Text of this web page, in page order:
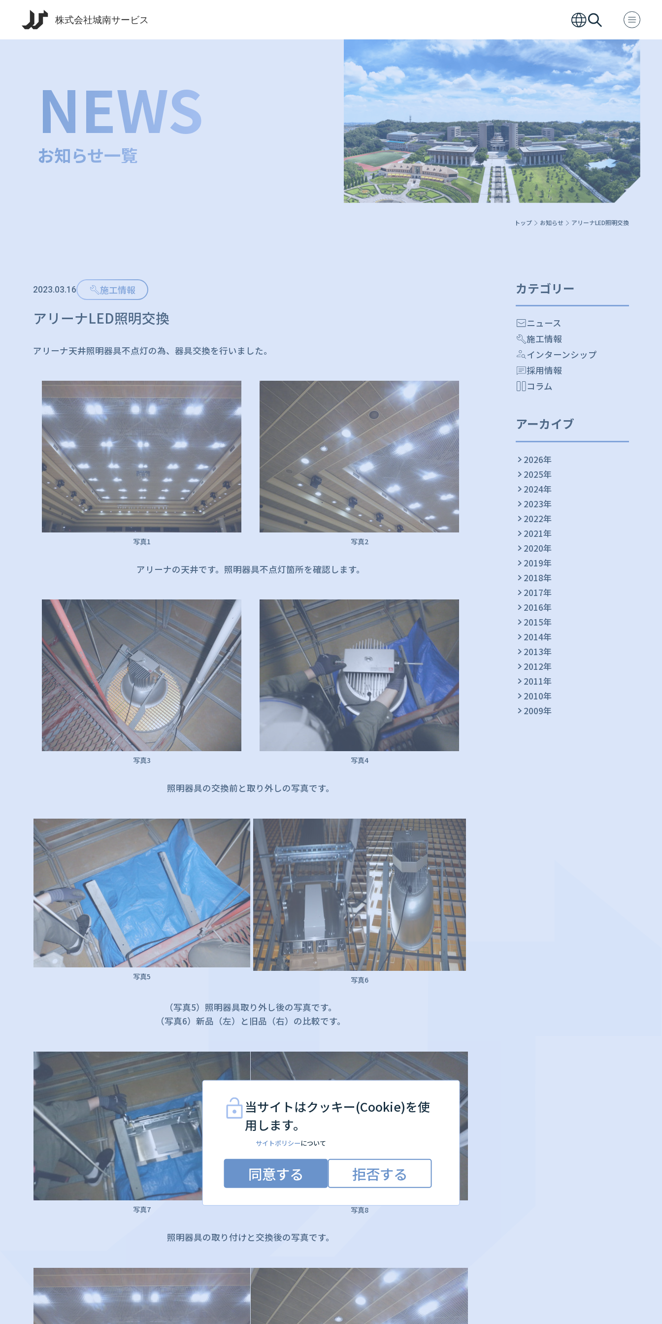
当サイトはクッキー(Cookie)を使
用します。
サイトポリシーについて
同意する 拒否する
NEWS
お知らせ一覧
トップ お知らせ アリーナLED照明交換
2023.03.16 施工情報
アリーナLED照明交換
アリーナ天井照明器具不点灯の為、器具交換を行いました。
写真1 写真2
アリーナの天井です。照明器具不点灯箇所を確認します。
写真3 写真4
照明器具の交換前と取り外しの写真です。
写真5 写真6
（写真5）照明器具取り外し後の写真です。
（写真6）新品（左）と旧品（右）の比較です。
写真7 写真8
照明器具の取り付けと交換後の写真です。
カテゴリー
ニュース
施工情報
インターンシップ
採用情報
コラム
アーカイブ
2026年
2025年
2024年
2023年
2022年
2021年
2020年
2019年
2018年
2017年
2016年
2015年
2014年
2013年
2012年
2011年
2010年
2009年